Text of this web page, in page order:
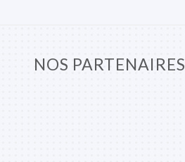
NOS PARTENAIRES